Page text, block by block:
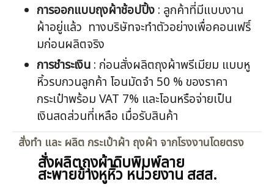
การออกแบบถุงผ้าช้อปปิ้ง : ลูกค้าที่มีแบบงาน
ผ้าอยู่แล้ว ทางบริษัทจะทำตัวอย่างเพื่อคอนเฟริ์
มก่อนผลิตจริง
การชำระเงิน : ก่อนสั่งผลิตถุงผ้าพรีเมียม แบบหู
หิ้วรบกวนลูกค้า โอนมัดจำ 50 % ของราคา
กระเป๋าพร้อม VAT 7% และโอนหรือจ่ายเป็น
เงินสดส่วนที่เหลือ เมื่อรับสินค้า
สั่งทำ และ ผลิต กระเป๋าผ้า ถุงผ้า จากโรงงานโดยตรง
สั่งผลิตถุงผ้าดิบพิมพ์ลาย
สะพายข้างหูหิ้ว หน่วยงาน สสส.